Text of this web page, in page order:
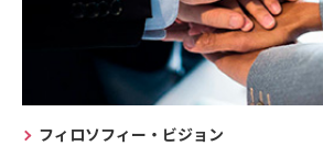
フィロソフィー・ビジョン